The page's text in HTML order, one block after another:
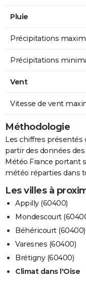
Pluie
Précipitations
Précipitations
Vent
Vitesse de vent
Méthodologie
Les chiffres présentés
partir des données
Météo France portant
météo réparties dans
Les villes à
Appilly (60400)
Mondescourt
Béhéricourt (60400)
Varesnes (60400)
Brétigny (60400)
Climat dans l'Oise